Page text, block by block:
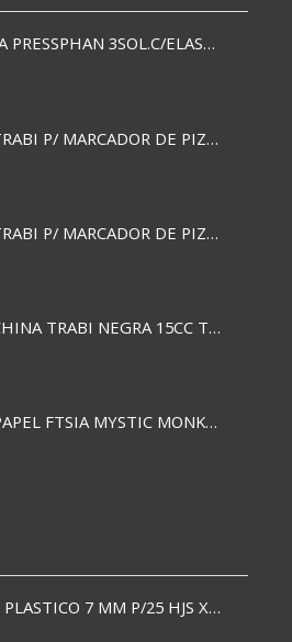
CARPETA PRESSPHAN 3SOL.C/ELAST MARRON A4 P01A
TINTA TRABI P/ MARCADOR DE PIZARRA x30ml AZUL
TINTA TRABI P/ MARCADOR DE PIZARRA x30ml ROJO
TINTA CHINA TRABI NEGRA 15CC TR3460
BOLSA PAPEL FTSIA MYSTIC MONKEY 14/08/20
ESPIRAL PLASTICO 7 MM P/25 HJS X50x3000